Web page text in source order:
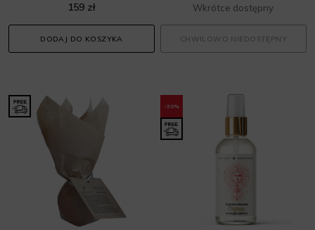
159 zł
DODAJ DO KOSZYKA
Wkrótce dostępny
CHWILOWO NIEDOSTĘPNY
-30%